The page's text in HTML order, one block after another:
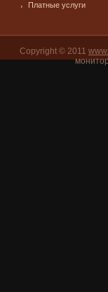
Платные услуги
Copyright © 2011